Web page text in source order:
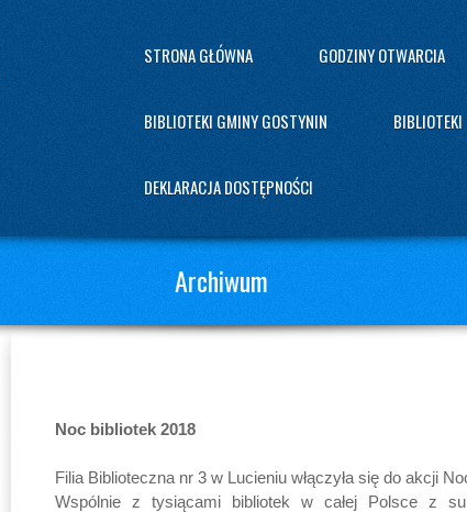
STRONA GŁÓWNA GODZINY OTWARCIA
BIBLIOTEKI GMINY GOSTYNIN
DEKLARACJA DOSTĘPNOŚCI
Archiwum
Noc bibliotek 2018
Filia Biblioteczna nr 3 w Lucieniu włączyła się do akcji
Wspólnie z tysiącami bibliotek w całej Polsce z